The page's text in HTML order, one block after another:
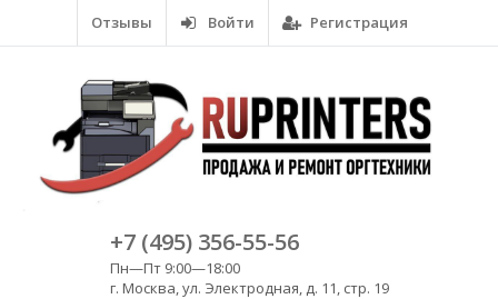
Отзывы Войти Регистрация
+7 (495) 356-55-56
Пн—Пт 9:00—18:00
г. Москва, ул. Электродная, д. 11, стр. 19